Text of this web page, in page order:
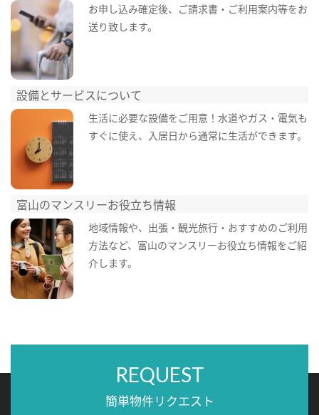
お申し込み確定後、ご請求書・ご利用案内等をお
送り致します。
設備とサービスについて
生活に必要な設備をご用意！水道やガス・電気も
すぐに使え、入居日から通常に生活ができます。
富山のマンスリーお役立ち情報
地域情報や、出張・観光旅行・おすすめのご利用
方法など、富山のマンスリーお役立ち情報をご紹
介します。
REQUEST
簡単物件リクエスト